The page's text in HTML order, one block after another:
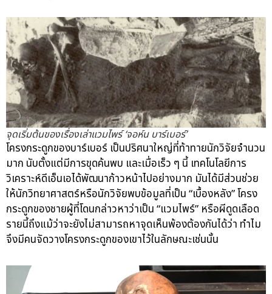
จุดเริ่มต้นของเรื่องเล่าแวมไพร์ ‘จอห์น บาร์เบอร์’
โครงกระดูกของบาร์เบอร์ เป็นปริศนาใหญ่ที่ท้าทายนักวิจัยจำนวน
มาก นับตั้งแต่มีการขุดค้นพบ และเมื่อเร็ว ๆ นี้ เทคโนโลยีการ
วิเคราะห์ดีเอ็นเอได้พัฒนาก้าวหน้าไปอย่างมาก มันได้มีส่วนช่วย
ให้นักวิทยาศาสตร์หรือนักวิจัยพบข้อมูลที่เป็น “เบื้องหลัง” โครง
กระดูกของชายผู้ที่โดนกล่าวหาว่าเป็น “แวมไพร์” หรือผีดูดเลือด
รายนี้ถึงแม้ว่าจะยังไม่สามารถหาจุดเห็นพ้องต้องกันได้ว่า ทำไม
จึงมีคนจัดวางโครงกระดูกของเขาไว้ในลักษณะเช่นนั้น